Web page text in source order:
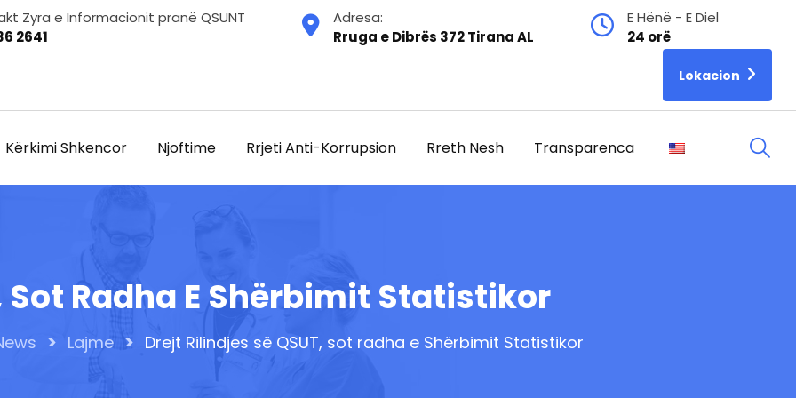
Zyra e Informacionit pranë QSUNT
2641
Adresa:
Rruga e Dibrës 372 Tirana AL
E Hënë - E Diel
24 orë
Lokacion
Kërkimi Shkencor Njoftime Rrjeti Anti-Korrupsion Rreth Nesh Transparenca
Sot Radha E Shërbimit Statistikor
> Lajme > Drejt Rilindjes së QSUT, sot radha e Shërbimit Statistikor